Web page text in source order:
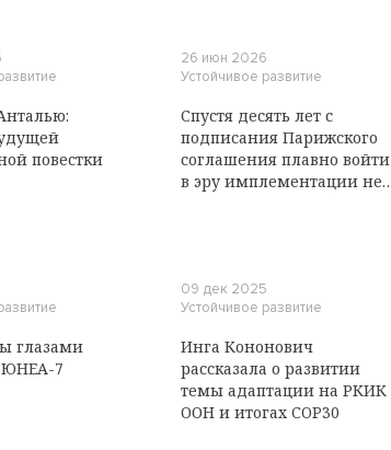
повестки
26 июн 2026
Устойчивое развитие
Спустя десять лет с
подписания Парижского
соглашения плавно войти
в эру имплементации не
глазами
ЮНЕА-7
09 дек 2025
Устойчивое развитие
Инга Кононович
рассказала о развитии
темы адаптации на РКИК
ООН и итогах COP30